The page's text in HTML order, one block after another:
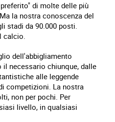
di molte delle più
la nostra conoscenza del
stadi da 90.000 posti.
calcio.
dell'abbigliamento
necessario chiunque, dalle
alle leggende
competizioni. La nostra
non per pochi. Per
livello, in qualsiasi